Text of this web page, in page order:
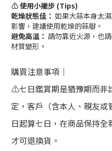
⚠️ 使用小撇步 (Tips)
乾燥狀態佳： 如果大蒜本身太
影響，建議使用乾燥的蒜瓣。
避免高溫： 請勿靠近火源，也
材質變形。
購買注意事項｜
⚠️七日鑑賞期是猶豫期而非
定，客戶（含本人、親友
日起算七日，在商品保持全
才可退換貨。